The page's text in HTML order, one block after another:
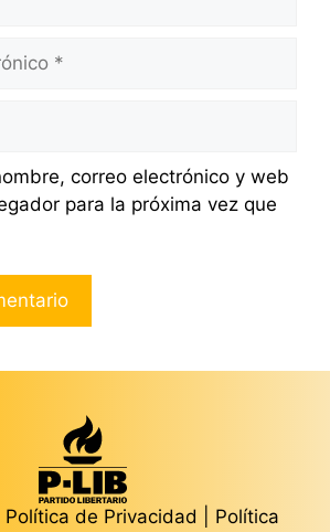
correo electrónico y web
para la próxima vez que
Política de Privacidad Política